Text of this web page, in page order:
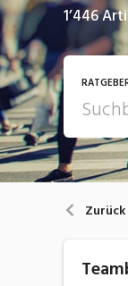
1’446
Zurück